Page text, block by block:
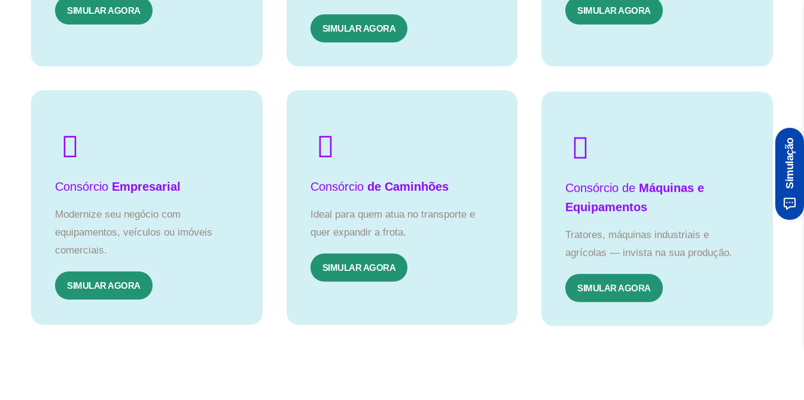
SIMULAR AGORA​
SIMULAR AGORA
SIMULAR AGORA
Consórcio Empresarial
Modernize seu negócio com
equipamentos, veículos ou imóveis
comerciais.
SIMULAR AGORA
Consórciode Caminhões
Ideal para quem atua no transporte e
quer expandir a frota.
SIMULAR AGORA
Consórcio de Máquinas e
Equipamentos
Tratores, máquinas industriais e
agrícolas — invista na sua produção.
SIMULAR AGORA
Simulação